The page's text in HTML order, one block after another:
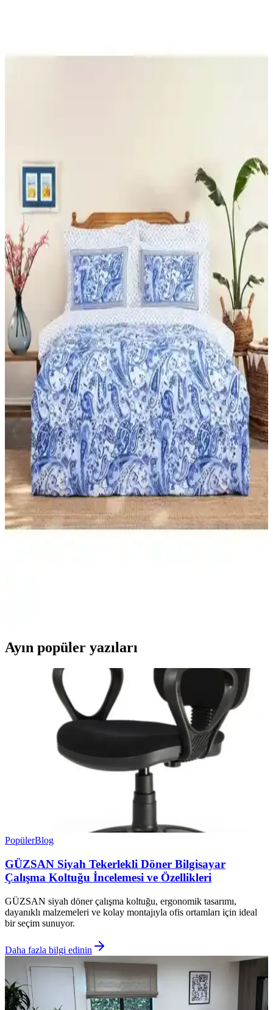
Koltuk Örtüsü Karşılaştırması: Faiend Likrali ve
İki popüler müslin yatak örtüsü olan Dokubba ve Natural Meet
Maya'nın özellikleri, kullanıcı yorumları ve karşılaştırmasıyla
ihtiyacınıza en uygun seçimi yapın.
Merinos Comforter Seti Çift Kişilik Yatak Takımı
Yüksek Kalite ve Şıklık Sunar
Merinos Comforter Seti, doğal pamuk malzemesi ve şık tasarımıyla
çift kişilik yataklar için ideal, sıcak tutan ve konfor sağlayan yüksek
kaliteli yatak örtüsü setidir.
Karaca Home Scala Mürdüm ve Yataş Nova Çift
Kişilik Emboss Battaniye Karşılaştırması
Karaca Home Scala mürdüm ve Yataş Nova emboss battaniyelerin
malzeme, renk, kalınlık ve kullanıcı memnuniyeti açısından detaylı
karşılaştırması.
Ezgi Tek Kişilik ve Şanlı Battal Boy Penye Lastikli
Çarşaf Karşılaştırması
İki lastikli çarşafın kumaş türleri, ölçü uyumu ve kullanıcı
yorumlarıyla detaylı analizi, doğru seçim yapmanız için önemli
bilgiler sunar.
Özdilek Colormix ve Valoroso Çift Kişilik Nevresim
Takımları Karşılaştırması
Bu karşılaştırmada Özdilek Colormix ve Valoroso nevresim
takımlarının kumaş özellikleri, tasarım ve kullanıcı yorumları detaylı
inceleniyor.
Ayın popüler yazıları
PopülerBlog
GÜZSAN Siyah Tekerlekli Döner Bilgisayar
Çalışma Koltuğu İncelemesi ve Özellikleri
GÜZSAN siyah döner çalışma koltuğu, ergonomik tasarımı,
dayanıklı malzemeleri ve kolay montajıyla ofis ortamları için ideal
bir seçim sunuyor.
Daha fazla bilgi edinin